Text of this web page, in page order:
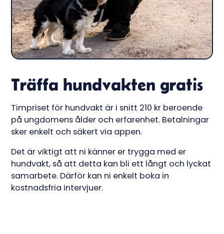
Träffa hundvakten gratis
Timpriset för hundvakt är i snitt 210 kr beroende
på ungdomens ålder och erfarenhet. Betalningar
sker enkelt och säkert via appen.
Det är viktigt att ni känner er trygga med er
hundvakt, så att detta kan bli ett långt och lyckat
samarbete. Därför kan ni enkelt boka in
kostnadsfria intervjuer.